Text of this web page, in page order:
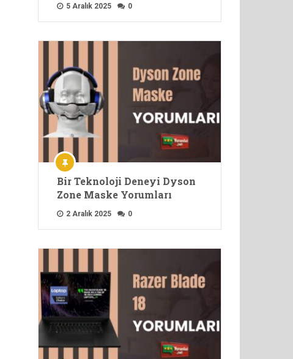
5 Aralık 2025 0
Bir Teknoloji Deneyi Dyson
Zone Maske Yorumları
2 Aralık 2025 0